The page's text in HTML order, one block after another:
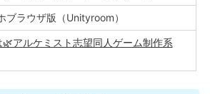
ブラウザ版（Unityroom）
アルケミスト志望同人ゲーム制作系